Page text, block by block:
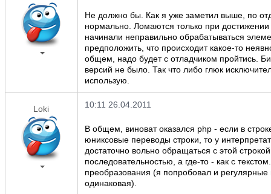
Не должно бы. Как я уже заметил выше, по
нормально. Ломаются только при
начинали неправильно обрабатываться
предположить, что происходит какое-то
общем, надо будет с отладчиком пройтись.
версий не было. Так что либо глюк
использую.
Loki 10:11 26.04.2011
В общем, виноват оказался php - если в
юниксовые переводы строки, то у
достаточно вольно обращаться с этой
последовательностью, а где-то - как с
преобразования (я попробовал и
одинаковая).